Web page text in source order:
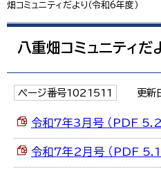
畑コミュニティだより（令和6年度）
八重畑コミュニティだ
ページ番号1021511 更新
令和7年3月号 （PDF
令和7年2月号 （PDF